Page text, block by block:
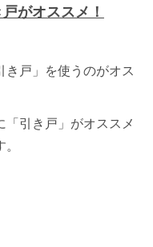
がオススメ！
戸」を使うのがオス
引き戸」がオススメ